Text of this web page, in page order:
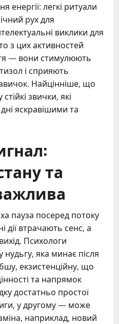
енергії: легкі ритуали
рух для
виклики для
з цих активностей
— вони стимулюють
і сприяють
Найцінніше, що
звички, які
яскравішими та
та
пауза посеред потоку
дії втрачають сенс, а
Психологи
яка минає після
екзистенційну, що
та напрямок
достатньо простої
у другому — може
наприклад, новий